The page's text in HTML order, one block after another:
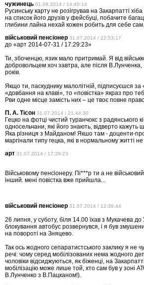
чужинець 01.08.2014 / 14:40:14
Русинську карту не розігрував на Закарпатті
на список його друзів у фейсбуці, побачите
глибини лайна нехай кожен робить для себе сам.
військовий пенсіонер 31.07.2014 / 22:53:17
до «арт 2014-07-31 / 17:29:23»
Ти, збоченцю, язик мало притримай. Я від
добровольцем хоч завтра, але після
років.
Якщо ти, паскуднику малолітній, підписуєшся
«довбання на клаві», то «повістка» якраз про
Рви одне місце замість них – це твоє повне
П. А. Тісон 31.07.2014 / 21:44:30
Гецко на фотці чистий туранчокс з радянського
односельчани, які його знають, відверто кажуть
Яка різниця з Майданом! Якшо там - доценти-
маргінали типу гецка, які в нормальному житті
арт 31.07.2014 / 17:29:23
Військовому пенсіонеру. Пі***р ти а не
інший. мені повістка вже прийшла...
військовий пенсіонер 31.07.2014 / 12:38:44
26 липня, у суботу, біля 14.00 їхав з Мукачева
блокування автобус розвернувся, і я був
на повороті на Зняцево.
Так ось жодного сепаратистського заклику я не
речі: чому серед мобілізованих нема жодного
чоловіки відсиджуються, як біженці, на
мобілізацію може лише той, хто сам був у зоні
В.Лунченко з В.Пацканом!).